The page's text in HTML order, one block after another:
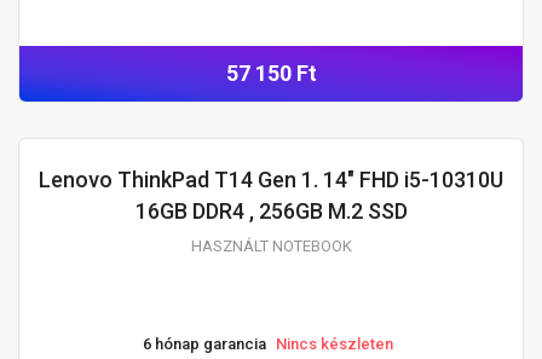
57 150 Ft
Lenovo ThinkPad T14 Gen 1. 14" FHD i5-10310U
16GB DDR4 , 256GB M.2 SSD
HASZNÁLT NOTEBOOK
6 hónap garancia Nincs készleten